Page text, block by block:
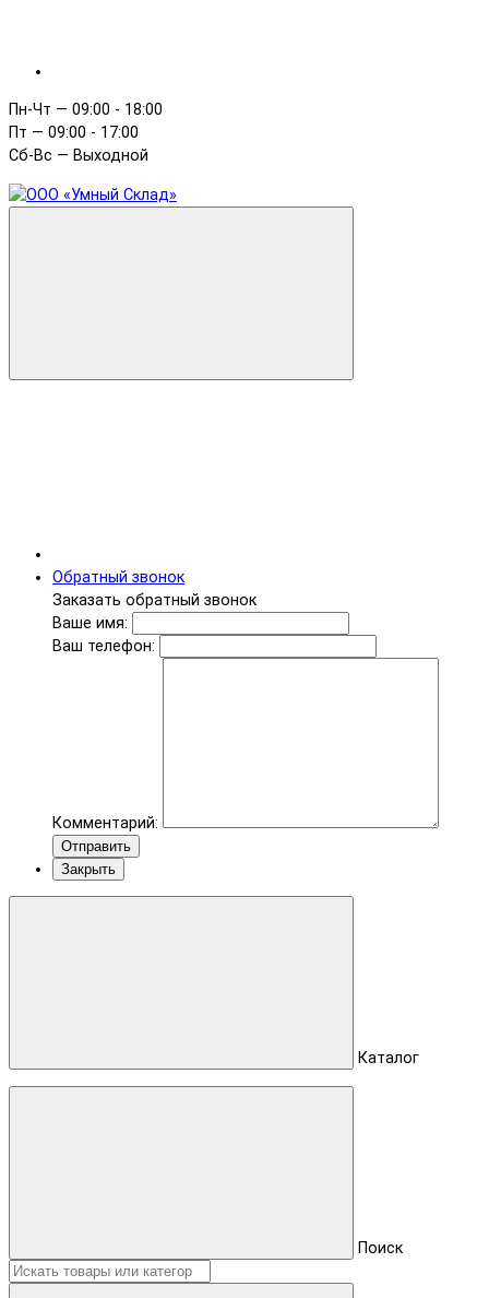
Пн-Чт — 09:00 - 18:00
Пт — 09:00 - 17:00
Сб-Вс — Выходной
Обратный звонок
Заказать обратный звонок
Ваше имя:
Ваш телефон:
Комментарий:
Отправить
Закрыть
Каталог
Поиск